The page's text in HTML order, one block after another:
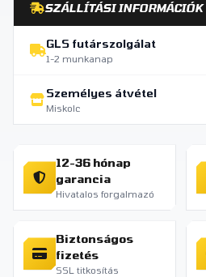
SZÁLLÍTÁSI INFORMÁCIÓK
GLS futárszolgálat
1-2 munkanap
Személyes átvétel
Miskolc
12-36 hónap
garancia
Hivatalos forgalmazó
Biztonságos
fizetés
SSL titkosítás